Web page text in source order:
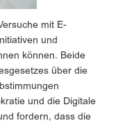
mit E-
und
können. Beide
über die
und die Digitale
fordern, dass die